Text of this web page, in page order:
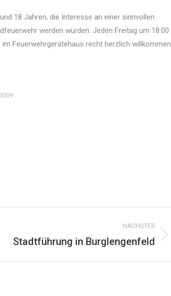
18 Jahren, die Interesse an einer sinnvollen
werden würden. Jeden Freitag um 18.00
Feuerwehrgerätehaus recht herzlich willkommen
NÄCHSTES
Stadtführung in Burglengenfeld